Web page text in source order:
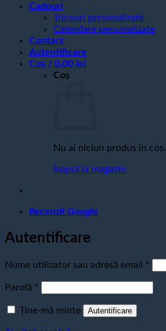
Cadouri
Tricouri personalizate
Calendare personalizate
Contact
Autentificare
Coș / 0,00 lei
Coș
Nu ai niciun produs în coș.
Înapoi la magazin
Recenzii Google
Autentificare
Nume utilizator sau adresă email *
Parolă *
Ține-mă minte Autentificare